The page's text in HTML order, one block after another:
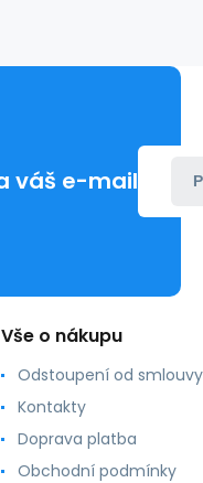
váš e-mail
Vše o nákupu
Odstoupení od smlouvy
Kontakty
Doprava platba
Obchodní podmínky